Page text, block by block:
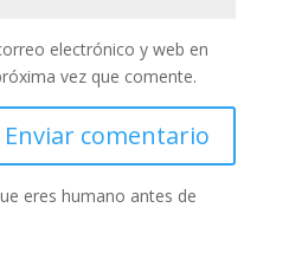
electrónico y web en
vez que comente.
eres humano antes de